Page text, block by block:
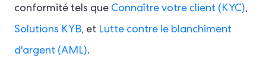
conformité tels que Connaître votre client (KYC),
Solutions KYB, et Lutte contre le blanchiment
d'argent (AML).